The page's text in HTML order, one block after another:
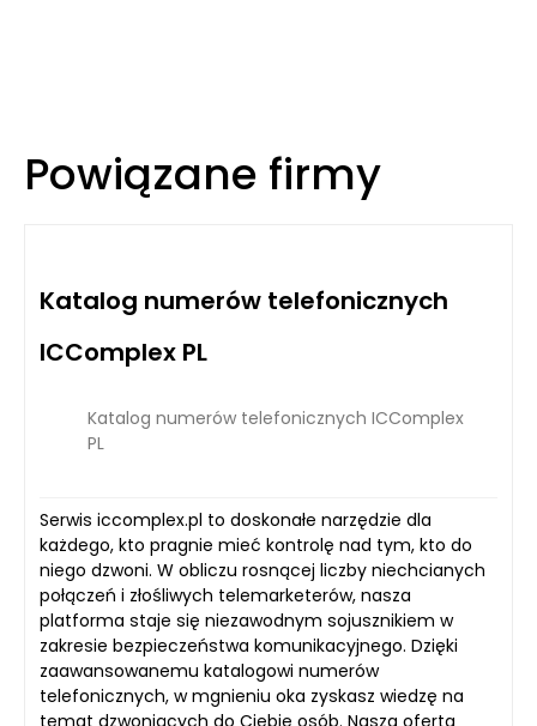
Powiązane firmy
Katalog numerów telefonicznych
ICComplex PL
Katalog numerów telefonicznych ICComplex
PL
Serwis iccomplex.pl to doskonałe narzędzie dla
każdego, kto pragnie mieć kontrolę nad tym, kto do
niego dzwoni. W obliczu rosnącej liczby niechcianych
połączeń i złośliwych telemarketerów, nasza
platforma staje się niezawodnym sojusznikiem w
zakresie bezpieczeństwa komunikacyjnego. Dzięki
zaawansowanemu katalogowi numerów
telefonicznych, w mgnieniu oka zyskasz wiedzę na
temat dzwoniących do Ciebie osób. Nasza oferta